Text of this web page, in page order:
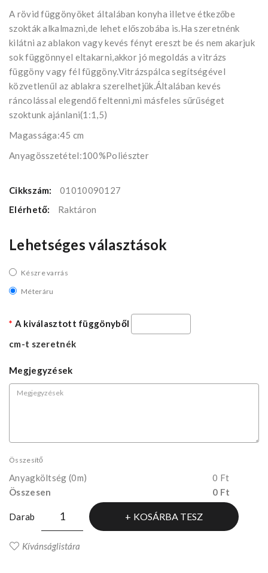
A rövid függönyöket általában konyha illetve étkezőbe
szokták alkalmazni,de lehet előszobába is.Ha szeretnénk
kilátni az ablakon vagy kevés fényt ereszt be és nem akarjuk
sok függönnyel eltakarni,akkor jó megoldás a vitrázs
függöny vagy fél függöny.Vitrázspálca segítségével
közvetlenűl az ablakra szerelhetjük.Általában kevés
ráncolással elegendő feltenni,mi másfeles sűrűséget
szoktunk ajánlani(1:1,5)
Magassága:45 cm
Anyagösszetétel:100%Poliészter
Cikkszám:
01010090127
Elérhető:
Raktáron
Lehetséges választások
Készre varrás
Méteráru
A kiválasztott függönyből
cm-t szeretnék
Megjegyzések
Összesítő
Anyagköltség (0m)
0 Ft
Összesen
0 Ft
Darab KOSÁRBA TESZ
Kívánságlistára